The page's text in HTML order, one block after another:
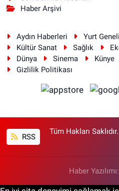
Haber Arşivi
Aydın Haberleri Yurt Geneli
Kültür Sanat
Sağlık
Dünya
Sinema Künye
Gizlilik Politikası
RSS
Tüm Hakları
Haber Yazılımı: